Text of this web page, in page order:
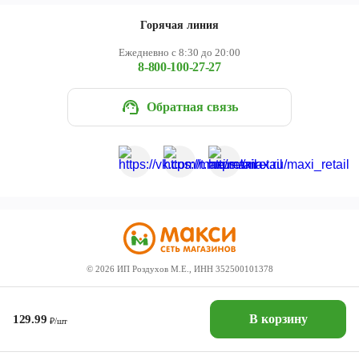
129.99 ₽/шт В корзину
Горячая линия
Ежедневно с 8:30 до 20:00
8-800-100-27-27
Обратная связь
© 2026 ИП Роздухов М.Е., ИНН 352500101378